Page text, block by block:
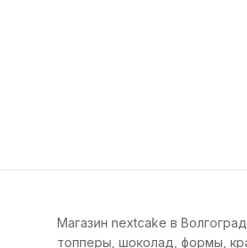
Магазин nextcake в
топперы, шоколад, формы,